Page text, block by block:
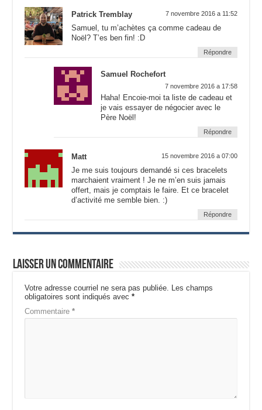
Patrick Tremblay 7 novembre 2016 a 11:52
Samuel, tu m’achètes ça comme cadeau de
Noël? T’es ben fin! :D
Répondre
Samuel Rochefort
7 novembre 2016 a 17:58
Haha! Encoie-moi ta liste de cadeau et
je vais essayer de négocier avec le
Père Noël!
Répondre
Matt 15 novembre 2016 a 07:00
Je me suis toujours demandé si ces bracelets
marchaient vraiment ! Je ne m’en suis jamais
offert, mais je comptais le faire. Et ce bracelet
d’activité me semble bien. :)
Répondre
Laisser un commentaire
Votre adresse courriel ne sera pas publiée. Les champs
obligatoires sont indiqués avec*
Commentaire*